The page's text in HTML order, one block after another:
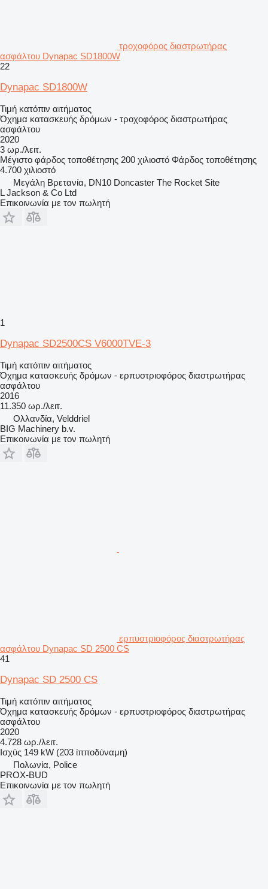
τροχοφόρος διαστρωτήρας
ασφάλτου Dynapac SD1800W
22
Dynapac SD1800W
Τιμή κατόπιν αιτήματος
Όχημα κατασκευής δρόμων - τροχοφόρος διαστρωτήρας
ασφάλτου
2020
3 ωρ./λειτ.
Μέγιστο φάρδος τοποθέτησης 200 χιλιοστό Φάρδος τοποθέτησης
4.700 χιλιοστό
Μεγάλη Βρετανία, DN10 Doncaster The Rocket Site
L Jackson & Co Ltd
Επικοινωνία με τον πωλητή
1
Dynapac SD2500CS V6000TVE-3
Τιμή κατόπιν αιτήματος
Όχημα κατασκευής δρόμων - ερπυστριοφόρος διαστρωτήρας
ασφάλτου
2016
11.350 ωρ./λειτ.
Ολλανδία, Velddriel
BIG Machinery b.v.
Επικοινωνία με τον πωλητή
ερπυστριοφόρος διαστρωτήρας
ασφάλτου Dynapac SD 2500 CS
41
Dynapac SD 2500 CS
Τιμή κατόπιν αιτήματος
Όχημα κατασκευής δρόμων - ερπυστριοφόρος διαστρωτήρας
ασφάλτου
2020
4.728 ωρ./λειτ.
Ισχύς 149 kW (203 ίπποδύναμη)
Πολωνία, Police
PROX-BUD
Επικοινωνία με τον πωλητή